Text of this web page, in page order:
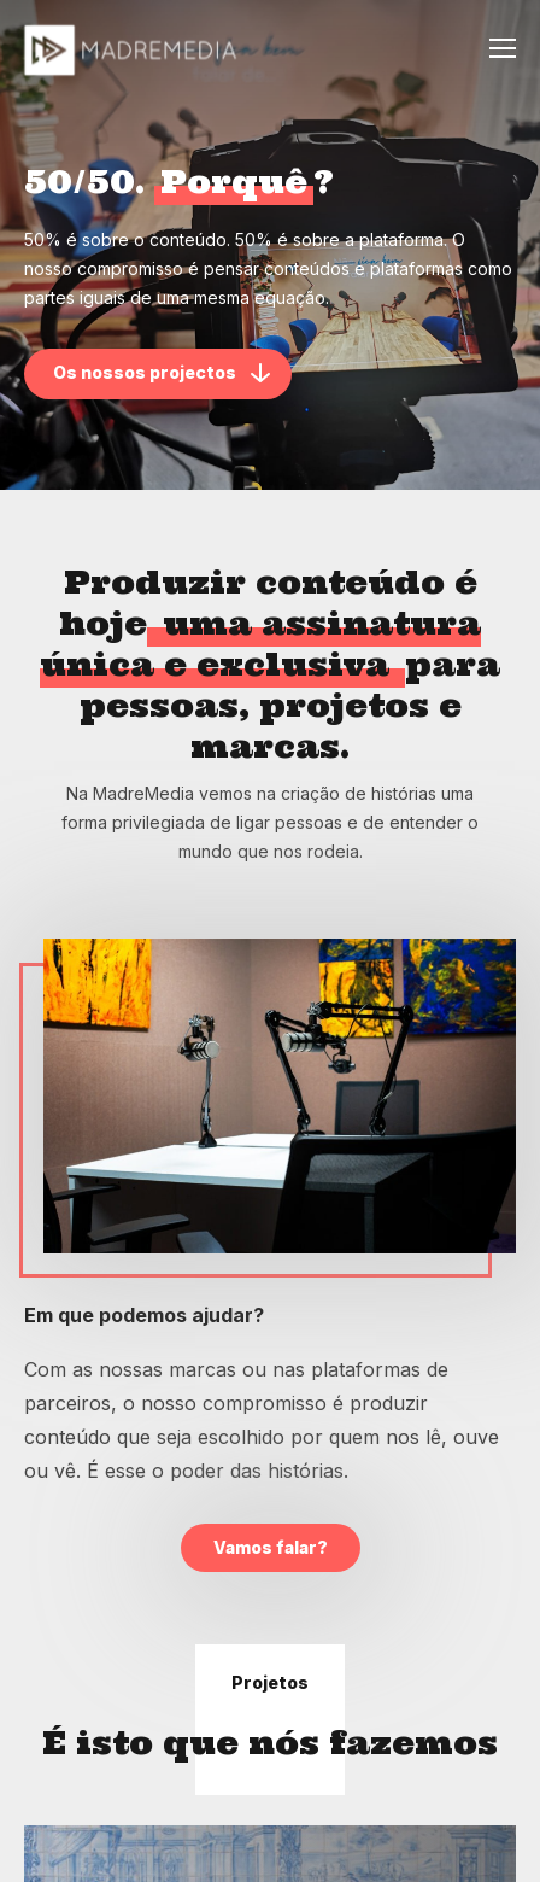
MadreMedia | A Media
50/50.Porquê?
50% é sobre o conteúdo. 50% é sobre a plataforma. O
nosso compromisso é pensar conteúdos e plataformas como
partes iguais de uma mesma equação.
Os nossos projectos
Produzir conteúdo é
hojeuma assinatura
única e exclusivapara
pessoas, projetos e
marcas.
Na MadreMedia vemos na criação de histórias uma
forma privilegiada de ligar pessoas e de entender o
mundo que nos rodeia.
Em que podemos ajudar?
Com as nossas marcas ou nas plataformas de
parceiros, o nosso compromisso é produzir
conteúdo que seja escolhido por quem nos lê, ouve
ou vê. É esse o poder das histórias.
Vamos falar?
Projetos
É isto que nós fazemos